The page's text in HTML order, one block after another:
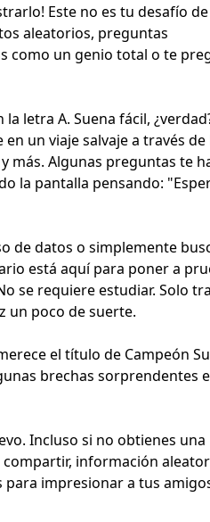
Este no es tu desafío
aleatorios, preguntas
como un genio total o te
letra A. Suena fácil,
un viaje salvaje a través de
más. Algunas preguntas te
la pantalla pensando:
de datos o simplemente
está aquí para poner a
se requiere estudiar. Solo
un poco de suerte.
el título de Campeón
brechas sorprendentes
Incluso si no obtienes una
información
impresionar a tus